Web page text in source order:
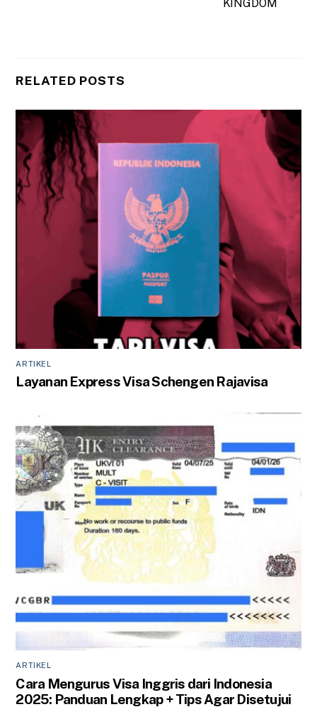
KINGDOM
RELATED POSTS
ARTIKEL
Layanan Express Visa Schengen Rajavisa
ARTIKEL
Cara Mengurus Visa Inggris dari Indonesia
2025: Panduan Lengkap + Tips Agar Disetujui